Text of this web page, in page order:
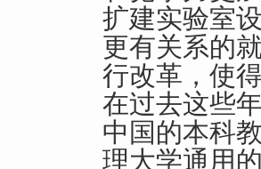
扩建实验室
更有关系的
行改革，使
在过去这些
中国的本科
理大学通用